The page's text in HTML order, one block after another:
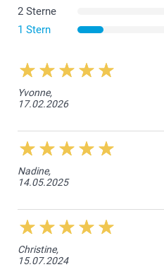
2 Sterne
1 Stern
Yvonne,
17.02.2026
Nadine,
14.05.2025
Christine,
15.07.2024